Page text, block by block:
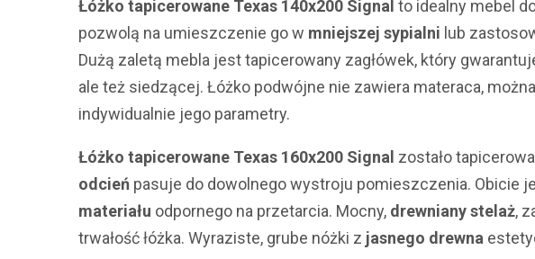
Łóżko tapicerowane Texas 140x200 Signal to idealny mebel
pozwolą na umieszczenie go w mniejszej sypialni lub
Dużą zaletą mebla jesttapicerowany zagłówek, który
ale też siedzącej. Łóżko podwójne nie zawiera materaca,
indywidualnie jego parametry.
Łóżko tapicerowane Texas 160x200 Signal zostało
odcień pasuje do dowolnego wystroju pomieszczenia. Obicie
materiału odpornego na przetarcia. Mocny, drewniany stelaż,
trwałość łóżka. Wyraziste, grube nóżki z jasnego drewna